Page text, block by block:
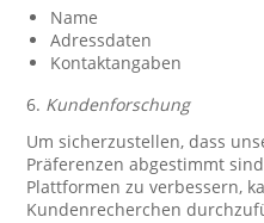
Name
Adressdaten
Kontaktangaben
6. Kundenforschung
Um sicherzustellen, dass
Präferenzen abgestimmt
Plattformen zu verbessern,
Kundenrecherchen